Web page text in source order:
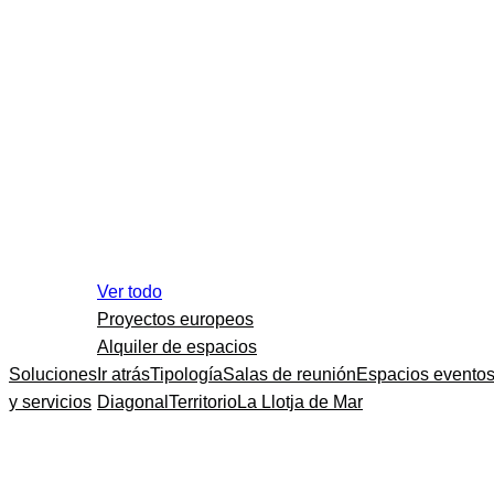
Soluciones
y servicios
Ver todo
Proyectos europeos
Alquiler de espacios
Ir atrásTipologíaSalas de reuniónEspacios eventos
Diagonal TerritorioLa Llotja de Mar